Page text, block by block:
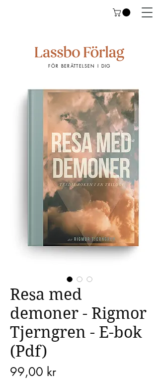
FÖR BERÄTTELSEN I DIG
Resa med
demoner - Rigmor
Tjerngren - E-bok
(Pdf)
99,00 krPris